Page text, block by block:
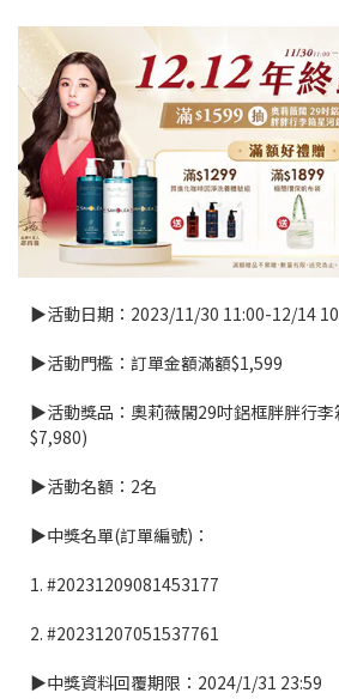
▶活動日期：2023/11/30 11:00-12/14
▶活動門檻：訂單金額滿額$1,599
▶活動獎品：奧莉薇閣29吋鋁框胖胖行李
$7,980)
▶活動名額：2名
▶中獎名單(訂單編號)：
1. #20231209081453177
2. #20231207051537761
▶中獎資料回覆期限：2024/1/31 23:59